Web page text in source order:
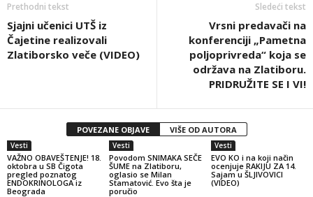
Prethodni tekst
Sjajni učenici UTŠ iz
Čajetine realizovali
Zlatiborsko veče (VIDEO)
Sledeći tekst
Vrsni predavači na
konferenciji „Pametna
poljoprivreda“ koja se
održava na Zlatiboru.
PRIDRUŽITE SE I VI!
POVEZANE OBJAVE VIŠE OD AUTORA
Vesti
VAŽNO OBAVEŠTENJE! 18.
oktobra u SB Čigota
pregled poznatog
ENDOKRINOLOGA iz
Beograda
Vesti
Povodom SNIMAKA SEČE
ŠUME na Zlatiboru,
oglasio se Milan
Stamatović. Evo šta je
poručio
Vesti
EVO KO i na koji način
ocenjuje RAKIJU ZA 14.
Sajam u ŠLJIVOVICI
(VIDEO)